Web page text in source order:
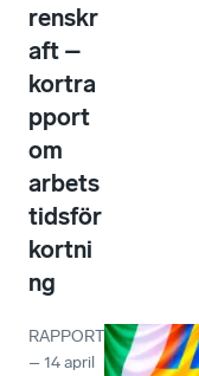
renskr
aft –
kortra
pport
om
arbets
tidsför
kortni
ng
RAPPORT
–14 april